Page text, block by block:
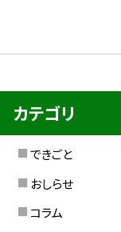
カテゴリ
できごと
おしらせ
コラム